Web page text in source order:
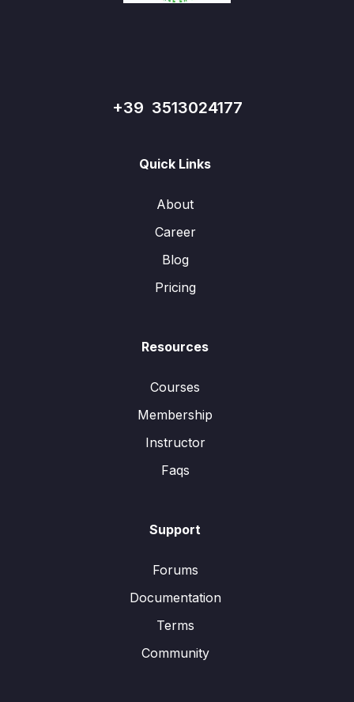
+39 3513024177
Quick Links
About
Career
Blog
Pricing
Resources
Courses
Membership
Instructor
Faqs
Support
Forums
Documentation
Terms
Community